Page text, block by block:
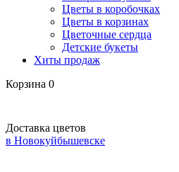
Цветы в коробочках
Цветы в корзинах
Цветочные сердца
Детские букеты
Хиты продаж
Корзина 0
Доставка цветов
в Новокуйбышевске